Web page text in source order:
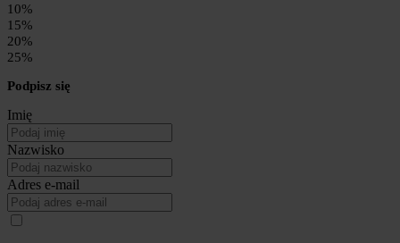
10%
15%
20%
25%
Podpisz się
Imię
Nazwisko
Adres e-mail